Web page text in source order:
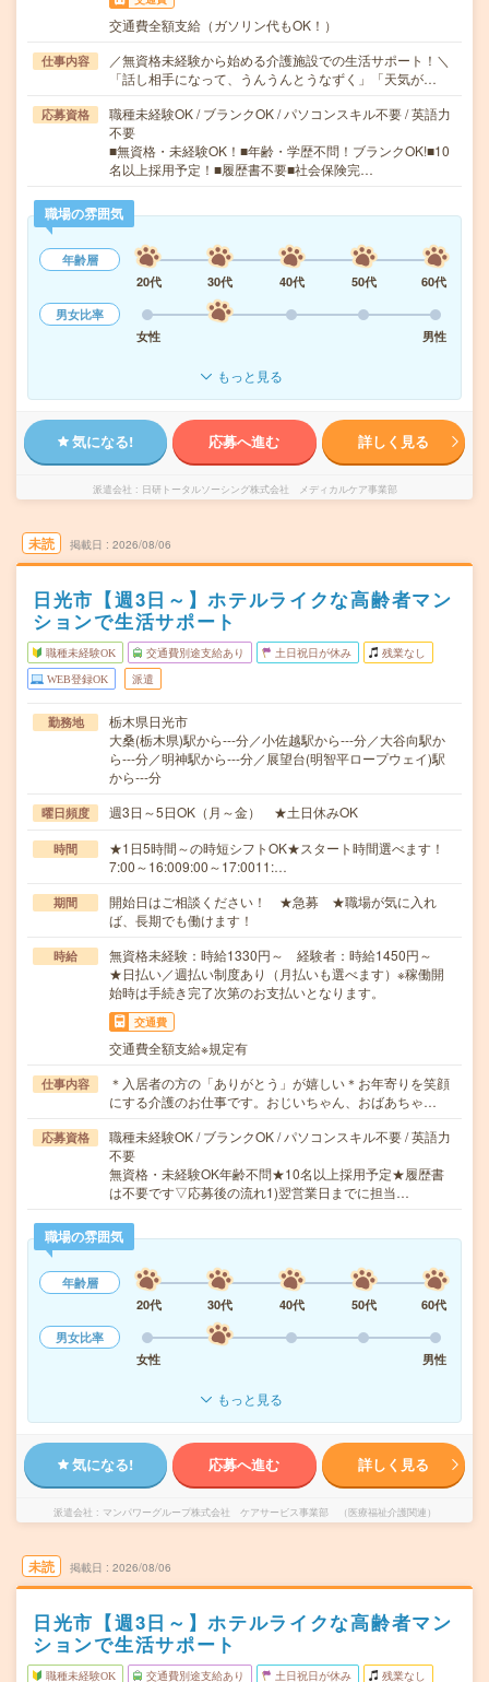
交通費全額支給（ガソリン代もOK！）
仕事内容
／無資格未経験から始める介護施設での生活サポート！＼
「話し相手になって、うんうんとうなずく」「天気が…
応募資格
職種未経験OK / ブランクOK / パソコンスキル不要 / 英語力
不要
■無資格・未経験OK！■年齢・学歴不問！ブランクOK!■10
名以上採用予定！■履歴書不要■社会保険完…
職場の雰囲気
年齢層
20代
30代 40代 50代
60代
男女比率
女性
男性
もっと見る
気になる! 応募へ進む 詳しく見る
派遣会社 日研トータルソーシング株式会社 メディカルケア事業部
未読 掲載日 2026/08/06
日光市【週3日～】ホテルライクな高齢者マン
ションで生活サポート
職種未経験OK 交通費別途支給あり 土日祝日が休み 残業なし
WEB登録OK 派遣
勤務地
栃木県日光市
大桑(栃木県)駅から---分／小佐越駅から---分／大谷向駅か
ら---分／明神駅から---分／展望台(明智平ロープウェイ)駅
から---分
曜日頻度 週3日～5日OK（月～金） ★土日休みOK
時間
★1日5時間～の時短シフトOK★スタート時間選べます！
7:00～16:009:00～17:0011:…
期間
開始日はご相談ください！ ★急募 ★職場が気に入れ
ば、長期でも働けます！
時給
無資格未経験：時給1330円～ 経験者：時給1450円～
★日払い／週払い制度あり（月払いも選べます）※稼働開
始時は手続き完了次第のお支払いとなります。
交通費
交通費全額支給※規定有
仕事内容
＊入居者の方の「ありがとう」が嬉しい＊お年寄りを笑顔
にする介護のお仕事です。おじいちゃん、おばあちゃ…
応募資格
職種未経験OK / ブランクOK / パソコンスキル不要 / 英語力
不要
無資格・未経験OK年齢不問★10名以上採用予定★履歴書
は不要です▽応募後の流れ1)翌営業日までに担当…
職場の雰囲気
年齢層
20代
30代 40代 50代
60代
男女比率
女性
男性
もっと見る
気になる! 応募へ進む 詳しく見る
派遣会社 マンパワーグループ株式会社 ケアサービス事業部 （医療福祉介護関連）
未読 掲載日 2026/08/06
日光市【週3日～】ホテルライクな高齢者マン
ションで生活サポート
職種未経験OK 交通費別途支給あり 土日祝日が休み 残業なし